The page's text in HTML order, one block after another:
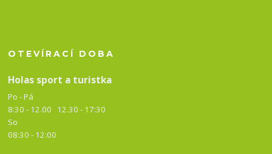
OTEVÍRACÍ DOBA
Holas sport a turistka
Po - Pá
8:30 - 12.00 12.30 - 17:30
So
08:30 - 12:00